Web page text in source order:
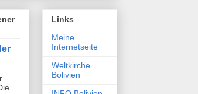
Links
Meine
Internetseite
Weltkirche
Bolivien